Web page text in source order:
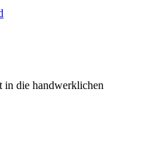
in die handwerklichen